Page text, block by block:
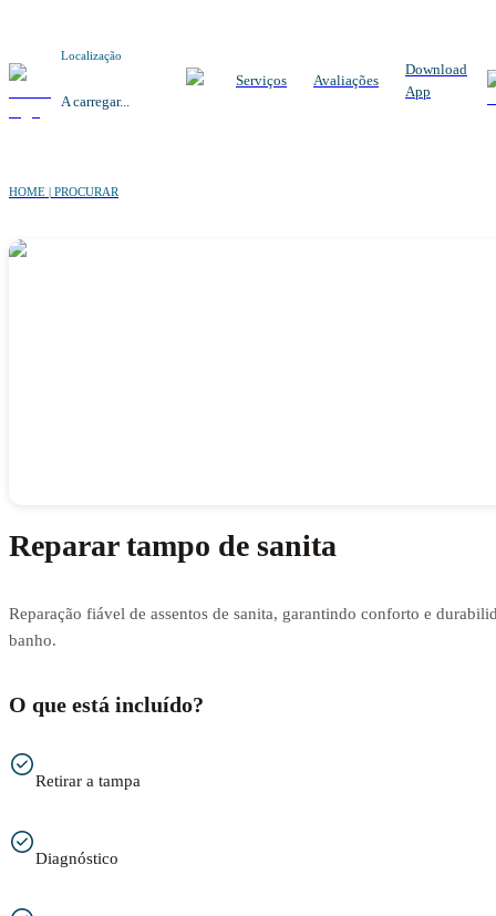
Localização
A carregar...
Serviços Avaliações
Download
App
HOME | PROCURAR
Reparar tampo de sanita
Reparação fiável de assentos de sanita, garantindo conforto e
banho.
O que está incluído?
Retirar a tampa
Diagnóstico